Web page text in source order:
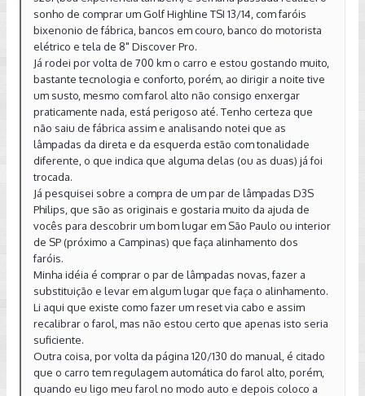
qualquer ajuda ou comentário.
Obrigado!
P. S.: Na estrada não consigo sequer iluminar a traseira de
um carro para identificar qual é o modelo dele, ler a placa,
parece que não existe mudança alguma entre farol alto e
farol baixo, tem algo errado!
sonho de comprar um Golf Highline TSI 13/14, com faróis
bixenonio de fábrica, bancos em couro, banco do motorista
elétrico e tela de 8" Discover Pro.
Já rodei por volta de 700 km o carro e estou gostando muito,
bastante tecnologia e conforto, porém, ao dirigir a noite tive
um susto, mesmo com farol alto não consigo enxergar
praticamente nada, está perigoso até. Tenho certeza que
não saiu de fábrica assim e analisando notei que as
lâmpadas da direta e da esquerda estão com tonalidade
diferente, o que indica que alguma delas (ou as duas) já foi
trocada.
Já pesquisei sobre a compra de um par de lâmpadas D3S
Philips, que são as originais e gostaria muito da ajuda de
vocês para descobrir um bom lugar em São Paulo ou interior
de SP (próximo a Campinas) que faça alinhamento dos
faróis.
Minha idéia é comprar o par de lâmpadas novas, fazer a
substituição e levar em algum lugar que faça o alinhamento.
Li aqui que existe como fazer um reset via cabo e assim
recalibrar o farol, mas não estou certo que apenas isto seria
suficiente.
Outra coisa, por volta da página 120/130 do manual, é citado
que o carro tem regulagem automática do farol alto, porém,
quando eu ligo meu farol no modo auto e depois coloco a